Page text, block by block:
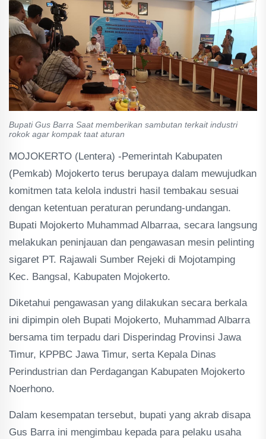
Bupati Gus Barra Saat memberikan sambutan terkait industri
rokok agar kompak taat aturan
MOJOKERTO (Lentera) -Pemerintah Kabupaten
(Pemkab) Mojokerto terus berupaya dalam mewujudkan
komitmen tata kelola industri hasil tembakau sesuai
dengan ketentuan peraturan perundang-undangan.
Bupati Mojokerto Muhammad Albarraa, secara langsung
melakukan peninjauan dan pengawasan mesin pelinting
sigaret PT. Rajawali Sumber Rejeki di Mojotamping
Kec. Bangsal, Kabupaten Mojokerto.
Diketahui pengawasan yang dilakukan secara berkala
ini dipimpin oleh Bupati Mojokerto, Muhammad Albarra
bersama tim terpadu dari Disperindag Provinsi Jawa
Timur, KPPBC Jawa Timur, serta Kepala Dinas
Perindustrian dan Perdagangan Kabupaten Mojokerto
Noerhono.
Dalam kesempatan tersebut, bupati yang akrab disapa
Gus Barra ini mengimbau kepada para pelaku usaha